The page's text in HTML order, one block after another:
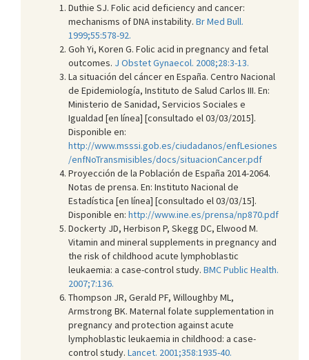
Duthie SJ. Folic acid deficiency and cancer:
mechanisms of DNA instability. Br Med Bull.
1999;55:578-92.
Goh Yi, Koren G. Folic acid in pregnancy and fetal
outcomes. J Obstet Gynaecol. 2008;28:3-13.
La situación del cáncer en España. Centro Nacional
de Epidemiología, Instituto de Salud Carlos III. En:
Ministerio de Sanidad, Servicios Sociales e
Igualdad [en línea] [consultado el 03/03/2015].
Disponible en:
http://www.msssi.gob.es/ciudadanos/enfLesiones
/enfNoTransmisibles/docs/situacionCancer.pdf
Proyección de la Población de España 2014-2064.
Notas de prensa. En: Instituto Nacional de
Estadística [en línea] [consultado el 03/03/15].
Disponible en: http://www.ine.es/prensa/np870.pdf
Dockerty JD, Herbison P, Skegg DC, Elwood M.
Vitamin and mineral supplements in pregnancy and
the risk of childhood acute lymphoblastic
leukaemia: a case-control study. BMC Public Health.
2007;7:136.
Thompson JR, Gerald PF, Willoughby ML,
Armstrong BK. Maternal folate supplementation in
pregnancy and protection against acute
lymphoblastic leukaemia in childhood: a case-
control study. Lancet. 2001;358:1935-40.